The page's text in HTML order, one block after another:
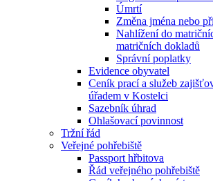
Úmrtí
Změna jména nebo
Nahlížení do
matričních dokladů
Správní poplatky
Evidence obyvatel
Ceník prací a služeb
úřadem v Kostelci
Sazebník úhrad
Ohlašovací povinnost
Tržní řád
Veřejné pohřebiště
Passport hřbitova
Řád veřejného pohřebiště